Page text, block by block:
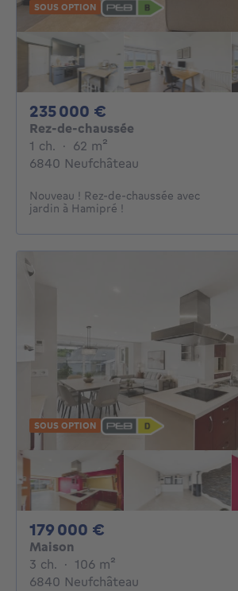
SOUS OPTION
235 000 €
Rez-de-chaussée
1 ch. 1 chambre
· 62 m²
6840 Neufchâteau
Nouveau ! Rez-de-chaussée avec
jardin à Hamipré !
SOUS OPTION
179 000 €
Maison
3 ch. 3 chambres
· 106 m²
6840 Neufchâteau